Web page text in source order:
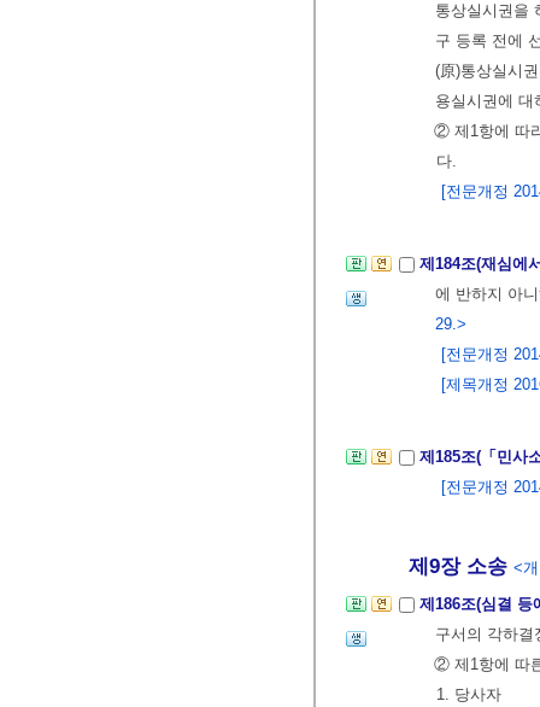
통상실시권을
구 등록 전에
(原)통상실시
용실시권에 대
② 제1항에 따
다.
[전문개정
제184조(재심에
에 반하지 아
29.>
[전문개정
[제목개정
제185조(「민사
[전문개정
제9장 소송 <
제186조(심결
구서의 각하
② 제1항에 따
1. 당사자